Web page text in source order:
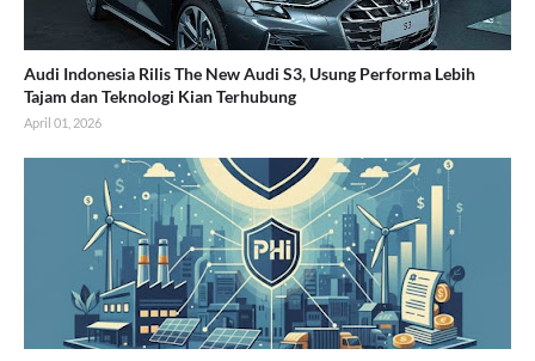
Audi Indonesia Rilis The New Audi S3, Usung Performa Lebih
Tajam dan Teknologi Kian Terhubung
April 01, 2026